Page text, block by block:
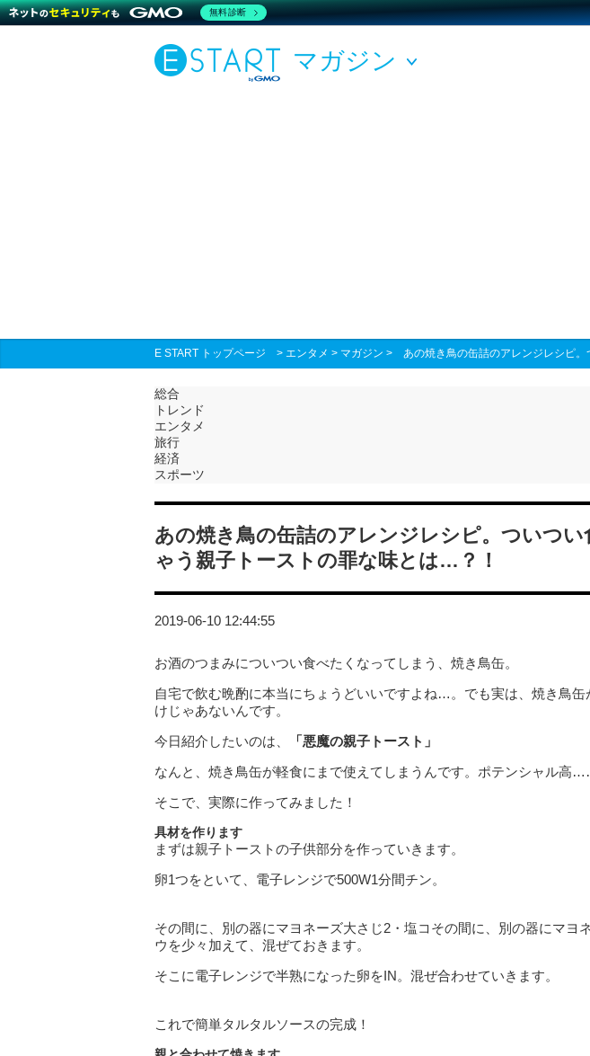
マガジン
E START トップページ > エンタメ > マガジン > あの焼き鳥の缶詰のアレンジレシピ
総合
トレンド
エンタメ
旅行
経済
スポーツ
あの焼き鳥の缶詰のアレンジレシピ。ついつい
ゃう親子トーストの罪な味とは…？！
2019-06-10 12:44:55
お酒のつまみについつい食べたくなってしまう、焼き鳥缶。
自宅で飲む晩酌に本当にちょうどいいですよね…。 でも実は、焼き鳥
けじゃあないんです。
今日紹介したいのは、
「悪魔の親子トースト」
なんと、焼き鳥缶が軽食にまで使えてしまうんです。 ポテンシャル高
そこで、実際に作ってみました！
具材を作ります
まずは親子トーストの子供部分を作っていきます。
卵1つをといて、電子レンジで500W1分間チン。
その間に、別の器にマヨネーズ大さじ2・塩コその間に、別の器にマヨ
ウを少々加えて、混ぜておきます。
そこに電子レンジで半熟になった卵をIN。混ぜ合わせていきます。
これで簡単タルタルソースの完成！
無料診断